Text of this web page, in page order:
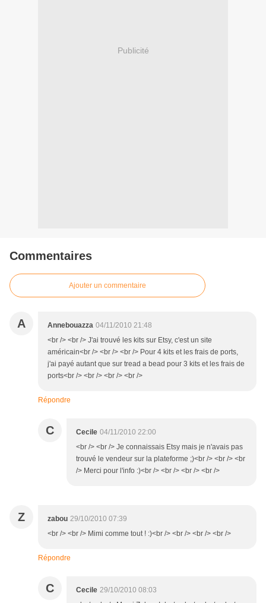
Publicité
Commentaires
Ajouter un commentaire
A Annebouazza 04/11/2010 21:48
<br /> <br /> J'ai trouvé les kits sur Etsy, c'est un site
américain<br /> <br /> <br /> Pour 4 kits et les frais de ports,
j'ai payé autant que sur tread a bead pour 3 kits et les frais de
ports<br /> <br /> <br /> <br />
Répondre
C Cecile 04/11/2010 22:00
<br /> <br /> Je connaissais Etsy mais je n'avais pas
trouvé le vendeur sur la plateforme ;)<br /> <br /> <br
/> Merci pour l'info :)<br /> <br /> <br /> <br />
Z zabou 29/10/2010 07:39
<br /> <br /> Mimi comme tout ! :)<br /> <br /> <br /> <br />
Répondre
C Cecile 29/10/2010 08:03